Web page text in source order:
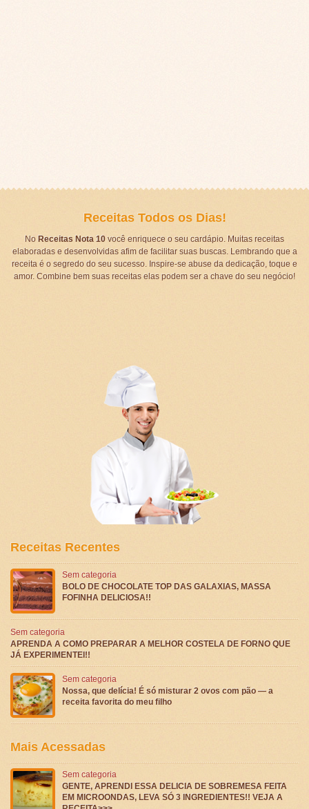
Receitas Todos os Dias!
No Receitas Nota 10você enriquece o seu cardápio. Muitas receitas
elaboradas e desenvolvidas afim de facilitar suas buscas. Lembrando que a
receita é o segredo do seu sucesso. Inspire-se abuse da dedicação, toque e
amor. Combine bem suas receitas elas podem ser a chave do seu negócio!
Receitas Recentes
Sem categoria
BOLO DE CHOCOLATE TOP DAS GALAXIAS, MASSA
FOFINHA DELICIOSA!!
Sem categoria
APRENDA A COMO PREPARAR A MELHOR COSTELA DE FORNO QUE
JÁ EXPERIMENTEI!!
Sem categoria
Nossa, que delícia! É só misturar 2 ovos com pão — a
receita favorita do meu filho
Mais Acessadas
Sem categoria
GENTE, APRENDI ESSA DELICIA DE SOBREMESA FEITA
EM MICROONDAS, LEVA SÓ 3 INGREDIENTES!! VEJA A